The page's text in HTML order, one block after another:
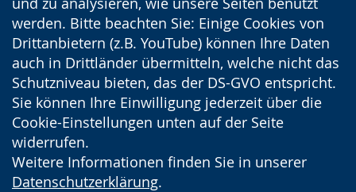
werden. Bitte beachten Sie: Einige Cookies von
Drittanbietern (z.B. YouTube) können Ihre Daten
auch in Drittländer übermitteln, welche nicht das
Schutzniveau bieten, das der DS-GVO entspricht.
Sie können Ihre Einwilligung jederzeit über die
Cookie-Einstellungen unten auf der Seite
widerrufen.
Weitere Informationen finden Sie in unserer
Datenschutzerklärung.